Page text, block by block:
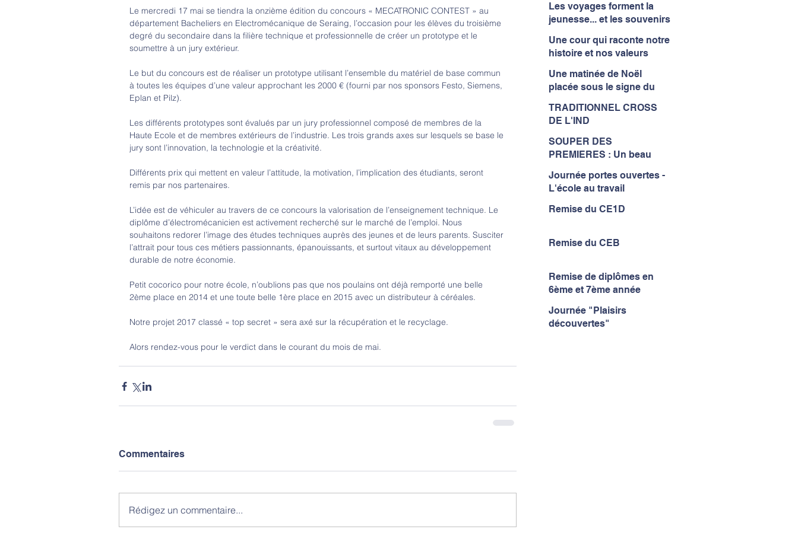
Les voyages forment la
jeunesse... et les souvenirs
Une cour qui raconte notre
histoire et nos valeurs
Une matinée de Noël
placée sous le signe du
à l'IND...
TRADITIONNEL CROSS
DE L'IND
SOUPER DES
PREMIERES : Un beau
Journée portes ouvertes -
L'école au travail
Remise du CE1D
Remise du CEB
Remise de diplômes en
6ème et 7ème année
Journée "Plaisirs
découvertes"
Le mercredi 17 mai se tiendra la onzième édition du concours « MECATRONIC CONTEST » au
département Bacheliers en Electromécanique de Seraing, l’occasion pour les élèves du troisième
degré du secondaire dans la filière technique et professionnelle de créer un prototype et le
soumettre à un jury extérieur.
Le but du concours est de réaliser un prototype utilisant l’ensemble du matériel de base commun
à toutes les équipes d’une valeur approchant les 2000 € (fourni par nos sponsors Festo, Siemens,
Eplan et Pilz).
Les différents prototypes sont évalués par un jury professionnel composé de membres de la
Haute Ecole et de membres extérieurs de l’industrie. Les trois grands axes sur lesquels se base le
jury sont l’innovation, la technologie et la créativité.
Différents prix qui mettent en valeur l’attitude, la motivation, l’implication des étudiants, seront
remis par nos partenaires.
L’idée est de véhiculer au travers de ce concours la valorisation de l’enseignement technique. Le
diplôme d’électromécanicien est activement recherché sur le marché de l’emploi. Nous
souhaitons redorer l’image des études techniques auprès des jeunes et de leurs parents. Susciter
l’attrait pour tous ces métiers passionnants, épanouissants, et surtout vitaux au développement
durable de notre économie.
Petit cocorico pour notre école, n’oublions pas que nos poulains ont déjà remporté une belle
2ème place en 2014 et une toute belle 1ère place en 2015 avec un distributeur à céréales.
Notre projet 2017 classé « top secret » sera axé sur la récupération et le recyclage.
Alors rendez-vous pour le verdict dans le courant du mois de mai.
Commentaires
Rédigez un commentaire...